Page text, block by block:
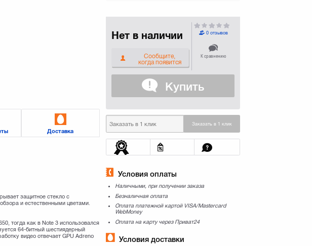
Доставка
защитное стекло с
и естественными цветами.
тогда как в Note 3 использовался
64-битный шестиядерный
видео отвечает GPU Adreno
Нет в наличии
Сообщите,
когда появится
0 отзывов
К сравнению
Купить
Заказать в 1 клик
Условия оплаты
Наличными, при получении заказа
Безналичная оплата
Оплата платежной картой VISA/Mastercard
WebMoney
Оплата на карту через Приват24
Условия доставки